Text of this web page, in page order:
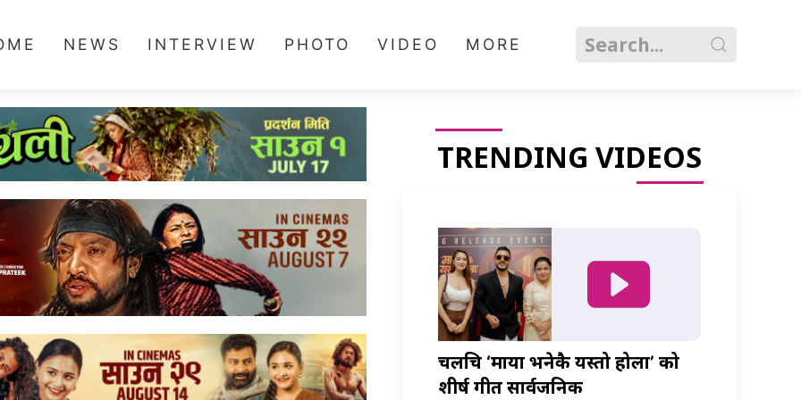
NEWS INTERVIEW PHOTO VIDEO MORE
TRENDING VIDEOS
चलचित्र ‘माया भनेकै यस्तो होला’ को
शीर्ष गीत सार्वजनिक